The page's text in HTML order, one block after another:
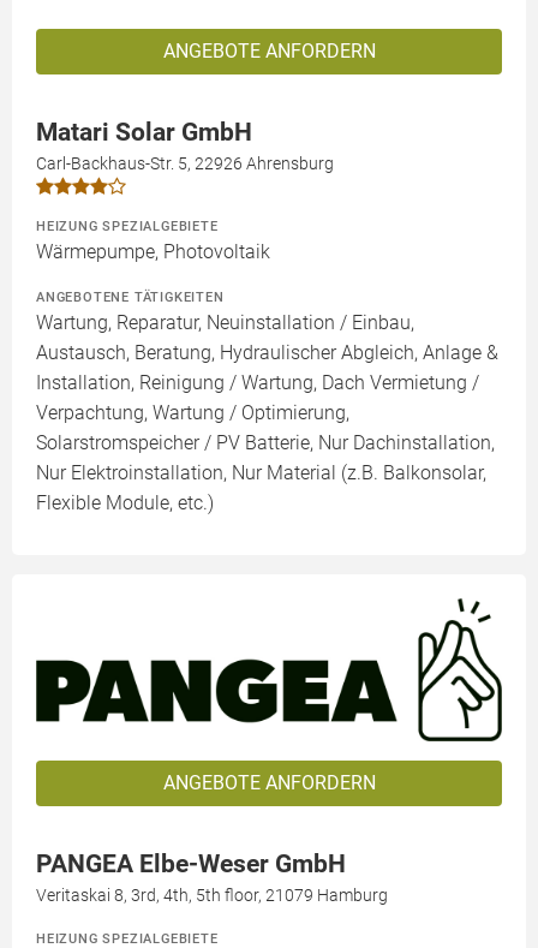
ANGEBOTE ANFORDERN
Matari Solar GmbH
Carl-Backhaus-Str. 5, 22926 Ahrensburg
HEIZUNG SPEZIALGEBIETE
Wärmepumpe, Photovoltaik
ANGEBOTENE TÄTIGKEITEN
Wartung, Reparatur, Neuinstallation / Einbau,
Austausch, Beratung, Hydraulischer Abgleich, Anlage &
Installation, Reinigung / Wartung, Dach Vermietung /
Verpachtung, Wartung / Optimierung,
Solarstromspeicher / PV Batterie, Nur Dachinstallation,
Nur Elektroinstallation, Nur Material (z.B. Balkonsolar,
Flexible Module, etc.)
ANGEBOTE ANFORDERN
PANGEA Elbe-Weser GmbH
Veritaskai 8, 3rd, 4th, 5th floor, 21079 Hamburg
HEIZUNG SPEZIALGEBIETE